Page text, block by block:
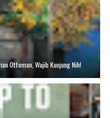
Ottoman, Wajib Kunjung Nih!